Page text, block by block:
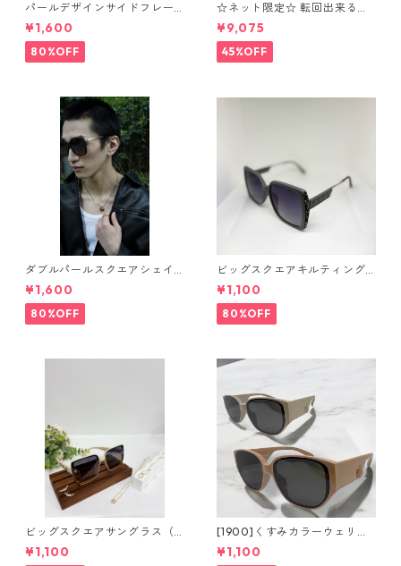
パールデザインサイドフレー
ムサングラス（Brown）** Sin
Sin*
¥1,600
80%OFF
☆ネット限定☆ 転回出来る
花 ネックレス⁺ブレスレッ
ト OS7
¥9,075
45%OFF
ダブルパールスクエアシェイ
プサングラス(Dark brown) **
SinSin*
¥1,600
80%OFF
ビッグスクエアキルティング
サングラス** SinSin*
¥1,100
80%OFF
ビッグスクエアサングラス（2
colors）**SinSin*
¥1,100
[1900]くすみカラーウェリン
トンサングラス（2colors）**
SinSin*
¥1,100